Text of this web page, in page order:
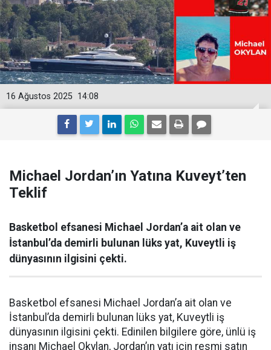
14:08
16 Ağustos 2025
Michael Jordan’ın Yatına Kuveyt’ten
Teklif
Basketbol efsanesi Michael Jordan’a ait olan ve
İstanbul’da demirli bulunan lüks yat, Kuveytli iş
dünyasının ilgisini çekti.
Basketbol efsanesi Michael Jordan’a ait olan ve
İstanbul’da demirli bulunan lüks yat, Kuveytli iş
dünyasının ilgisini çekti. Edinilen bilgilere göre, ünlü iş
insanı Michael Okylan, Jordan’ın yatı için resmi satın